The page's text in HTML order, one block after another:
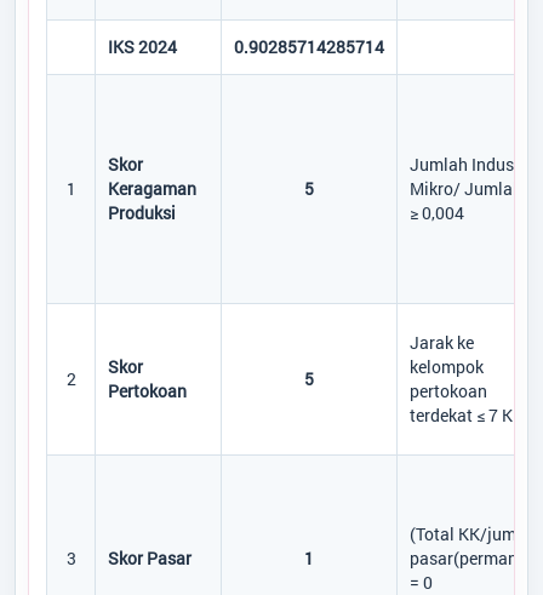
IKS 2024 0.90285714285714
1
Skor
Keragaman
Produksi
5
Jumlah Industri
Mikro/ Jumlah
≥ 0,004
2
Skor
Pertokoan
5
Jarak ke
kelompok
pertokoan
terdekat ≤ 7 KM
3 Skor Pasar 1
(Total KK/jumlah
= 0